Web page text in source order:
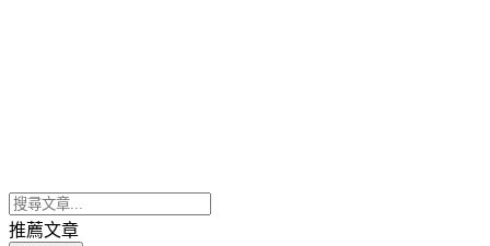
推薦文章